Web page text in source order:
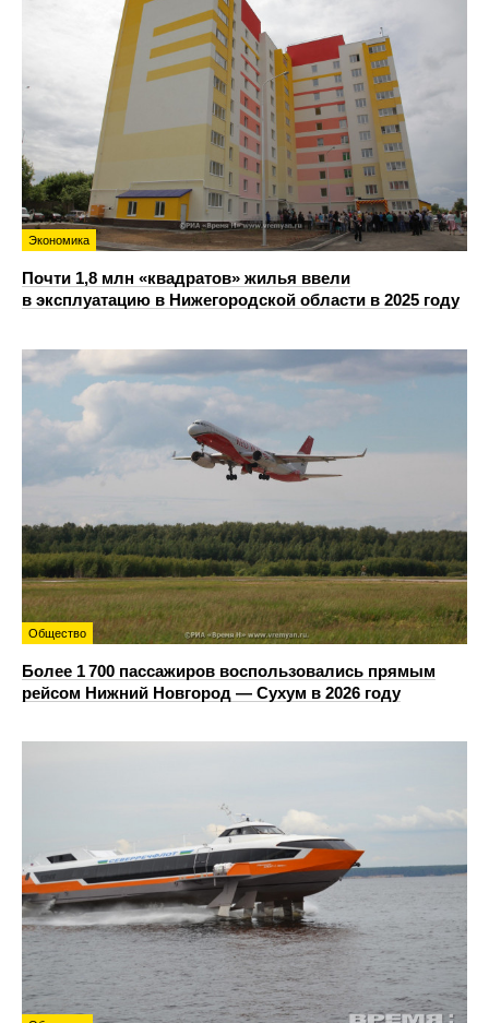
Экономика
Почти 1,8 млн «квадратов» жилья ввели
в эксплуатацию в Нижегородской области в 2025 году
Общество
Более 1 700 пассажиров воспользовались прямым
рейсом Нижний Новгород — Сухум в 2026 году